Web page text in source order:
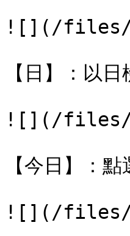
![](/files/-
【日】：以
![](/files/-
【今日】：
![](/files/-